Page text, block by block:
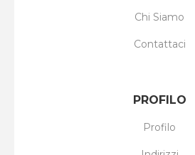
Chi Siamo
Contattaci
PROFILO
Profilo